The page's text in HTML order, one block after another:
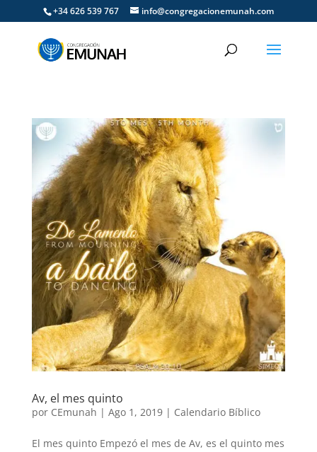
+34 626 539 767 info@congregacionemunah.com
Av, el mes quinto
por CEmunah | Ago 1, 2019| Calendario Bíblico
El mes quinto Empezó el mes de Av, es el quinto mes